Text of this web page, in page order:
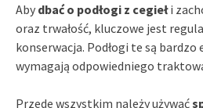
Aby dbać o podłogi z cegiełi
oraz trwałość, kluczowe jest
konserwacja. Podłogi te są
wymagają odpowiedniego
Przede wszystkim należy używać